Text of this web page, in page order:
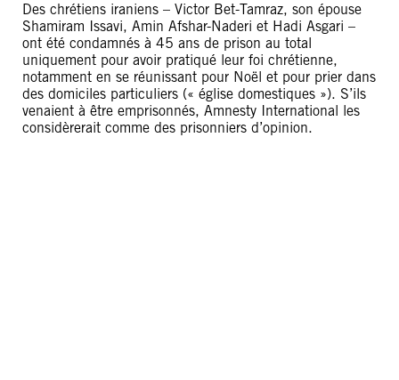
Des chrétiens iraniens – Victor Bet-Tamraz, son épouse
Shamiram Issavi, Amin Afshar-Naderi et Hadi Asgari –
ont été condamnés à 45 ans de prison au total
uniquement pour avoir pratiqué leur foi chrétienne,
notamment en se réunissant pour Noël et pour prier dans
des domiciles particuliers (« église domestiques »). S’ils
venaient à être emprisonnés, Amnesty International les
considèrerait comme des prisonniers d’opinion.